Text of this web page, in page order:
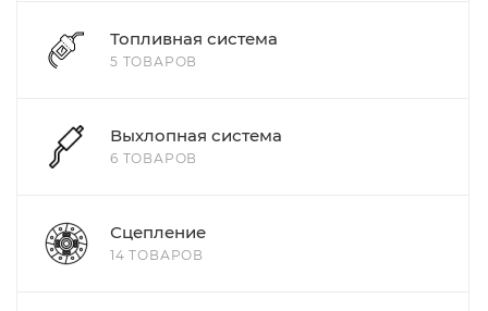
Топливная система
5 ТОВАРОВ
Выхлопная система
6 ТОВАРОВ
Сцепление
14 ТОВАРОВ